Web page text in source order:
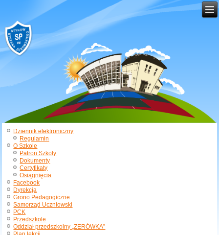
Dziennik elektroniczny
Regulamin
O Szkole
Patron Szkoły
Dokumenty
Certyfikaty
Osiągnięcia
Facebook
Dyrekcja
Grono Pedagogiczne
Samorząd Uczniowski
PCK
Przedszkole
Oddział przedszkolny „ZERÓWKA”